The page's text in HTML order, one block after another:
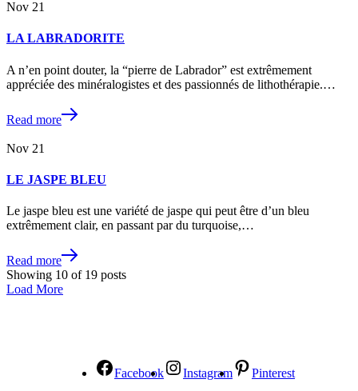
Nov 21
LA LABRADORITE
A n’en point douter, la “pierre de Labrador” est extrêmement
appréciée des minéralogistes et des passionnés de lithothérapie.…
Read more
Nov 21
LE JASPE BLEU
Le jaspe bleu est une variété de jaspe qui peut être d’un bleu
extrêmement clair, en passant par du turquoise,…
Read more
Showing 10 of 19 posts
Load More
Facebook Instagram Pinterest